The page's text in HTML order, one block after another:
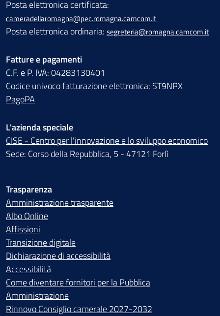
Posta elettronica certificata:
cameradellaromagna@pec.romagna.camcom.it
Posta elettronica ordinaria: segreteria@romagna.camcom.it
Fatture e pagamenti
C.F. e P. IVA: 04283130401
Codice univoco fatturazione elettronica: ST9NPX
PagoPA
L'azienda speciale
CISE - Centro per l'innovazione e lo sviluppo economico
Sede: Corso della Repubblica, 5 - 47121 Forlì
Trasparenza
Amministrazione trasparente
Albo Online
Affissioni
Transizione digitale
Dichiarazione di accessibilità
Accessibilità
Come diventare fornitori per la Pubblica
Amministrazione
Rinnovo Consiglio camerale 2027-2032